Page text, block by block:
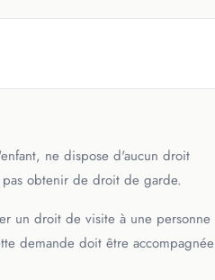
ne dispose d'aucun droit
obtenir de droit de garde.
un droit de visite à une
demande doit être